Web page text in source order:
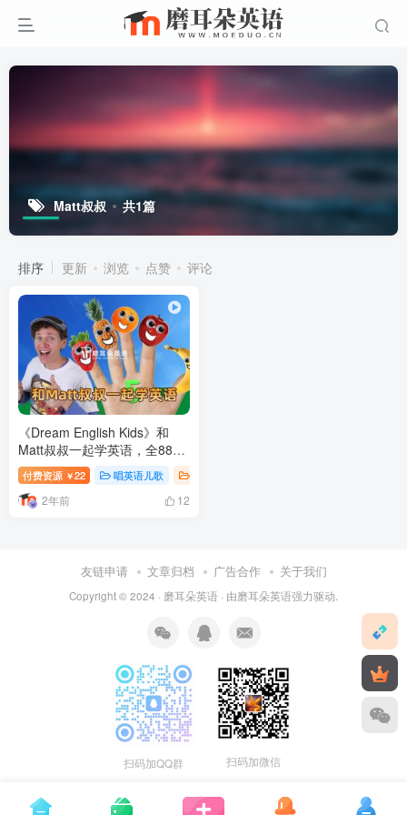
Matt叔叔 共1篇
排序 更新 浏览 点赞 评论
《Dream English Kids》和
Matt叔叔一起学英语，全885
集，1080P高清视频带英文字
幕，百度网盘下载！
付费资源 ￥22 唱英语儿歌
2年前 12
友链申请 文章归档 广告合作 关于我们
Copyright © 2024 · 磨耳朵英语 · 由磨耳朵英语强力驱动.
扫码加QQ群 扫码加微信